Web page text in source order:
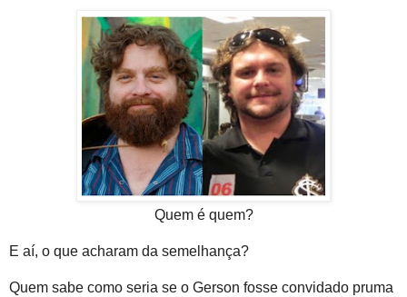
Quem é quem?
E aí, o que acharam da semelhança?
Quem sabe como seria se o Gerson fosse convidado pruma